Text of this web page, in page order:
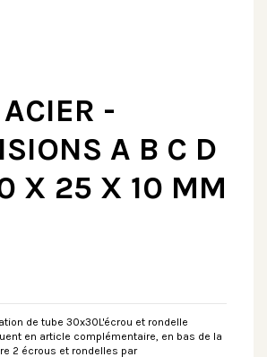
-
A B C D
X 25 X 10 MM
de tube 30x30L'écrou et rondelle
en article complémentaire, en bas de la
2 écrous et rondelles par